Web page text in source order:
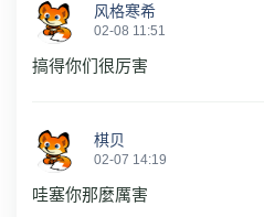
风格寒希
02-08 11:51
搞得你们很厉害
棋贝
02-07 14:19
哇塞你那麼厲害